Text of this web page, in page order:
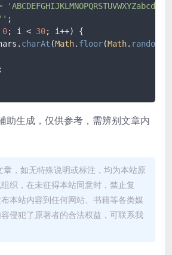
'' ;
0; i < 30; i++) {
charAt (Math. floor(Math. random
助生成，仅供参考，需辨别文章内
章，如无特殊说明或标注，均为本站原
织，在未征得本站同意时，禁止复
本站内容到任何网站、书籍等各类媒
侵犯了原著者的合法权益，可联系我